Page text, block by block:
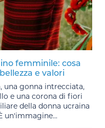
femminile: cosa
e valori
una gonna intrecciata,
e una corona di fiori
della donna ucraina
un'immagine...